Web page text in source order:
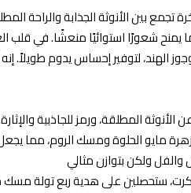
تجمع بين الأنوثة الجذابة والراحة
يمنح شعورًا استوائيًا منعشًا. في
مايو الحلوة ومسك الروم، مما